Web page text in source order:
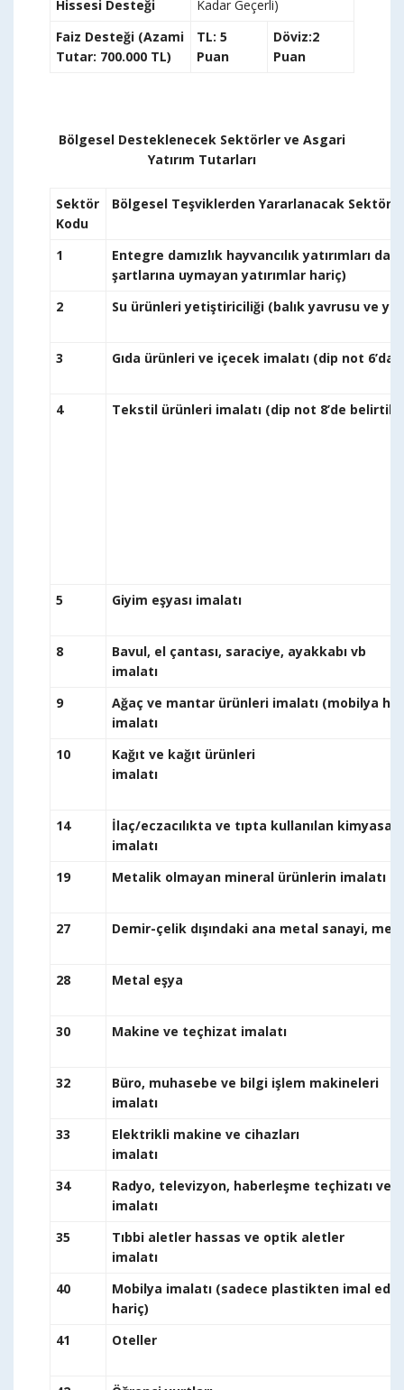
Hissesi Desteği
Kadar Geçerli)
Faiz Desteği (Azami
Tutar: 700.000 TL)
TL: 5
Puan
Döviz:2
Puan
Bölgesel Desteklenecek Sektörler ve Asgari
Yatırım Tutarları
Sektör
Kodu
Bölgesel Teşviklerden Yararlanacak
1
Entegre damızlık hayvancılık yatırımları
şartlarına
2
Su ürünleri yetiştiriciliği
3 Gıda ürünleri ve içecek imalatı
4 Tekstil ürünleri imalatı (dip not 8’de
5 Giyim eşyası imalatı
8
Bavul, el çantası, saraciye, ayakkabı vb
9
Ağaç ve mantar ürünleri imalatı (mobilya
10
Kağıt ve kağıt ürünleri
14
İlaç/eczacılıkta ve tıpta kullanılan
19
Metalik olmayan mineral ürünlerin imalatı
27 Demir-çelik dışındaki ana
28 Metal
30 Makine ve teçhizat
32
Büro, muhasebe ve bilgi işlem makineleri
33
Elektrikli makine ve cihazları
34
Radyo, televizyon, haberleşme teçhizatı ve
35
Tıbbi aletler hassas ve optik aletler
40
Mobilya imalatı (sadece plastikten imal
41